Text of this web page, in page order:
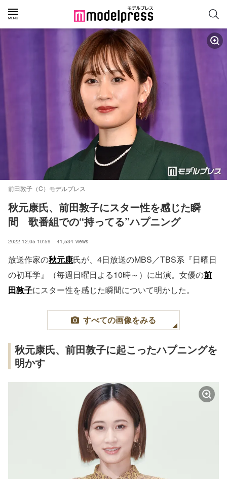
前田敦子（C）モデルプレス
秋元康氏、前田敦子にスター性を感じた瞬
間　歌番組での“持ってる”ハプニング
2022.12.05 10:59 41,534 views
放送作家の秋元康氏が、4日放送のMBS／TBS系『日曜日
の初耳学』（毎週日曜日よる10時～）に出演。女優の前
田敦子にスター性を感じた瞬間について明かした。
すべての画像をみる
秋元康氏、前田敦子に起こったハプニングを
明かす